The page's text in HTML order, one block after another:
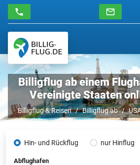
Billigflug ab einem
Vereinigte Staaten
Billigflug & Reisen Billigflug ab
Hin- und Rückflug nur Hinflug
Abflughafen